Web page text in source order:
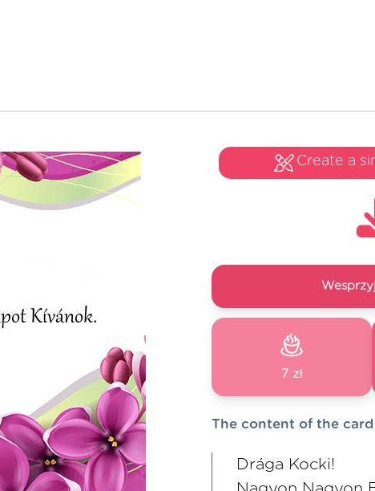
Create a
7 zł
The content of the card
Drága Kocki!